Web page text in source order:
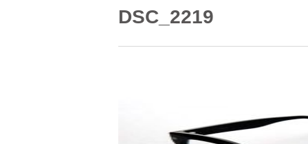
DSC_2219